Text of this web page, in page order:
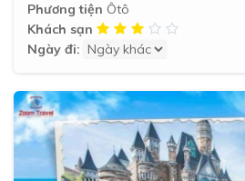
Phương tiện Ôtô
Khách sạn
Ngày đi: